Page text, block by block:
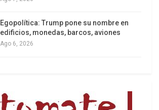
Egopolítica: Trump pone su nombre en
edificios, monedas, barcos, aviones
Ago 6, 2026